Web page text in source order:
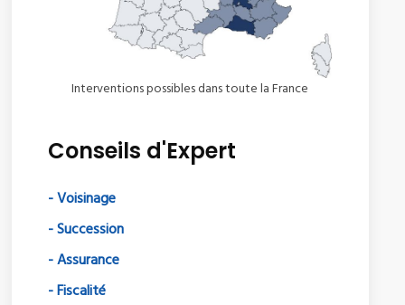
Interventions possibles dans toute la France
Conseils d'Expert
- Voisinage
- Succession
- Assurance
- Fiscalité